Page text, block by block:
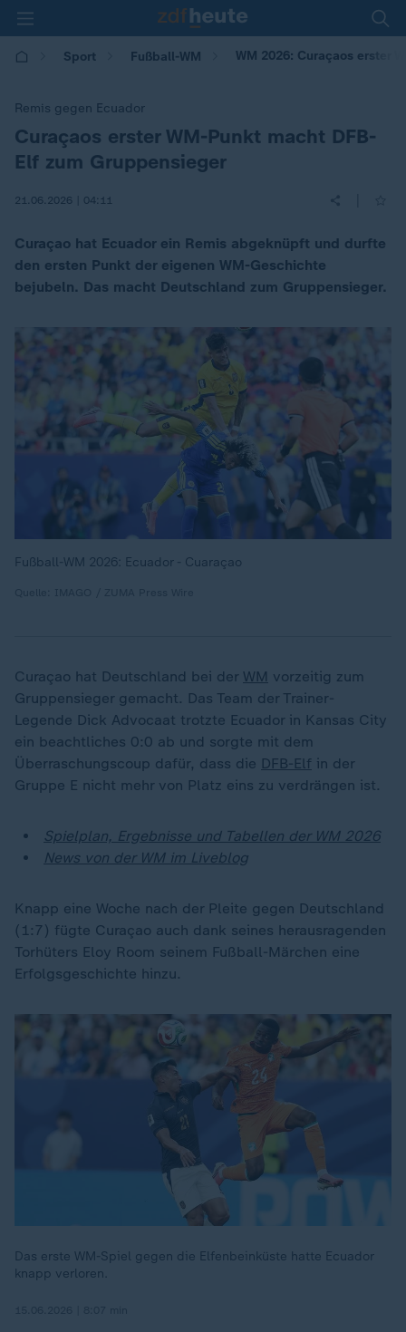
Sport Fußball-WM WM 2026: Curaçaos erster
Remis gegen Ecuador
:
Curaçaos erster WM-Punkt macht DFB-
Elf zum Gruppensieger
21.06.2026 | 04:11
Curaçao hat Ecuador ein Remis abgeknüpft und durfte
den ersten Punkt der eigenen WM-Geschichte
bejubeln. Das macht Deutschland zum Gruppensieger.
Fußball-WM 2026: Ecuador - Cuaraçao
Curaçao hat Deutschland bei der WM vorzeitig zum
Gruppensieger gemacht. Das Team der Trainer-
Legende Dick Advocaat trotzte Ecuador in Kansas City
ein beachtliches 0:0 ab und sorgte mit dem
Überraschungscoup dafür, dass die DFB-Elf in der
Gruppe E nicht mehr von Platz eins zu verdrängen ist.
Spielplan, Ergebnisse und Tabellen der WM 2026
News von der WM im Liveblog
Knapp eine Woche nach der Pleite gegen Deutschland
(1:7) fügte Curaçao auch dank seines herausragenden
Torhüters Eloy Room seinem Fußball-Märchen eine
Erfolgsgeschichte hinzu.
Das erste WM-Spiel gegen die Elfenbeinküste hatte Ecuador
knapp verloren.